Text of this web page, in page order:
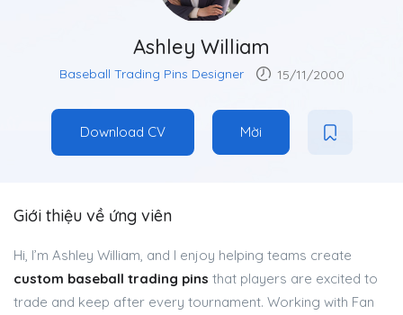
Ashley William
Baseball Trading Pins Designer 15/11/2000
Download CV Mời
Giới thiệu về ứng viên
Hi, I’m Ashley William, and I enjoy helping teams create
custom baseball trading pins that players are excited to
trade and keep after every tournament. Working with Fan